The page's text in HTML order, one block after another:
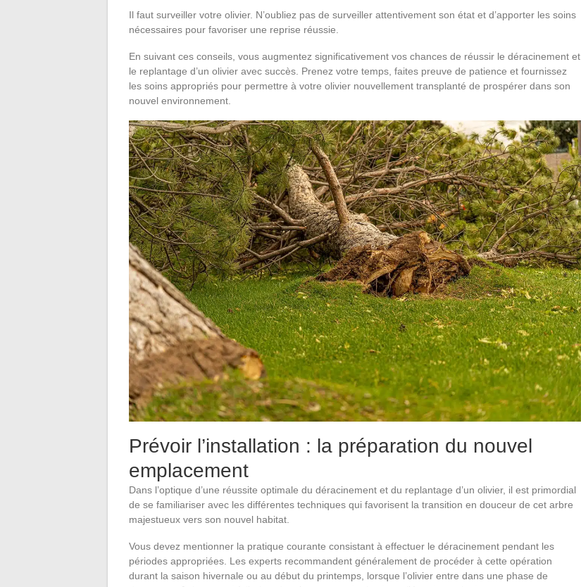
Il faut surveiller votre olivier. N’oubliez pas de surveiller attentivement son état et d’apporter les soins
nécessaires pour favoriser une reprise réussie.
En suivant ces conseils, vous augmentez significativement vos chances de réussir le déracinement et
le replantage d’un olivier avec succès. Prenez votre temps, faites preuve de patience et fournissez
les soins appropriés pour permettre à votre olivier nouvellement transplanté de prospérer dans son
nouvel environnement.
Prévoir l’installation : la préparation du nouvel
emplacement
Dans l’optique d’une réussite optimale du déracinement et du replantage d’un olivier, il est primordial
de se familiariser avec les différentes techniques qui favorisent la transition en douceur de cet arbre
majestueux vers son nouvel habitat.
Vous devez mentionner la pratique courante consistant à effectuer le déracinement pendant les
périodes appropriées. Les experts recommandent généralement de procéder à cette opération
durant la saison hivernale ou au début du printemps, lorsque l’olivier entre dans une phase de